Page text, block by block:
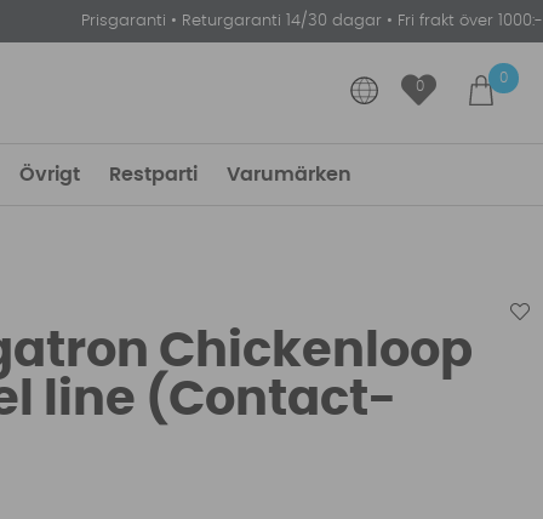
Prisgaranti • Returgaranti 14/30 dagar • Fri frakt över 1000:-
0
0
Övrigt Restparti Varumärken
Chickenloop
line (Contact-